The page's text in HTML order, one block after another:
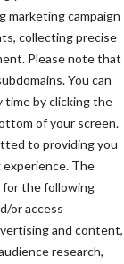
marketing campaign
collecting precise
Please note that
You can
time by clicking the
of your screen.
to providing you
The
for the following
or access
and content,
research,